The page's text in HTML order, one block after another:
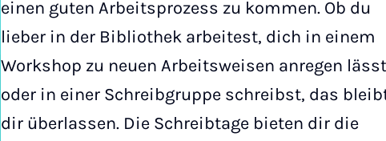
einen guten Arbeitsprozess zu kommen. Ob du
lieber in der Bibliothek arbeitest, dich in einem
Workshop zu neuen Arbeitsweisen anregen lässt
oder in einer Schreibgruppe schreibst, das
dir überlassen. Die Schreibtage bieten dir die